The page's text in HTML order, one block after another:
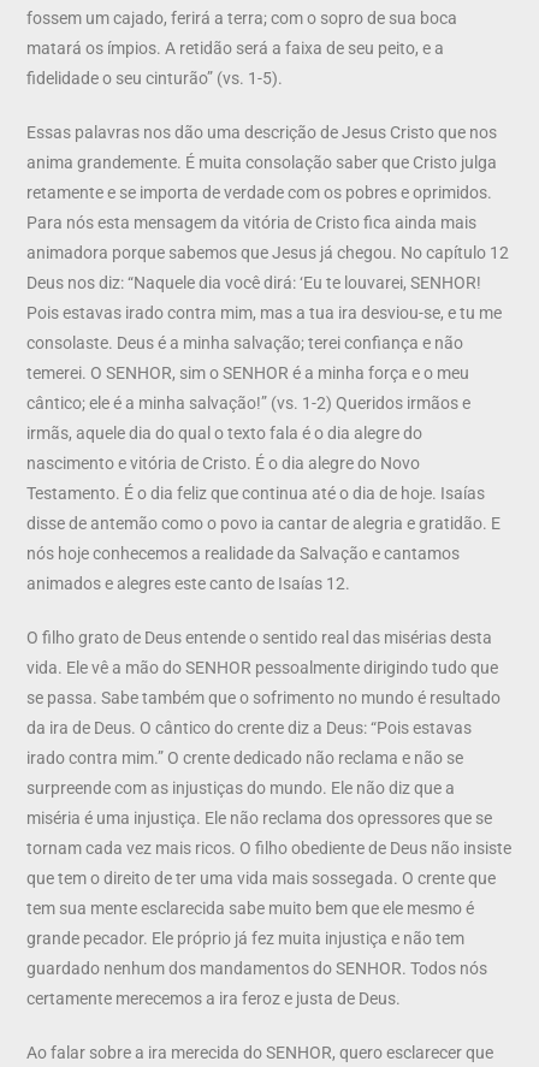
fossem um cajado, ferirá a terra; com o sopro de sua boca
matará os ímpios. A retidão será a faixa de seu peito, e a
fidelidade o seu cinturão” (vs. 1-5).
Essas palavras nos dão uma descrição de Jesus Cristo que nos
anima grandemente. É muita consolação saber que Cristo julga
retamente e se importa de verdade com os pobres e oprimidos.
Para nós esta mensagem da vitória de Cristo fica ainda mais
animadora porque sabemos que Jesus já chegou. No capítulo 12
Deus nos diz: “Naquele dia você dirá: ‘Eu te louvarei, SENHOR!
Pois estavas irado contra mim, mas a tua ira desviou-se, e tu me
consolaste. Deus é a minha salvação; terei confiança e não
temerei. O SENHOR, sim o SENHOR é a minha força e o meu
cântico; ele é a minha salvação!” (vs. 1-2) Queridos irmãos e
irmãs, aquele dia do qual o texto fala é o dia alegre do
nascimento e vitória de Cristo. É o dia alegre do Novo
Testamento. É o dia feliz que continua até o dia de hoje. Isaías
disse de antemão como o povo ia cantar de alegria e gratidão. E
nós hoje conhecemos a realidade da Salvação e cantamos
animados e alegres este canto de Isaías 12.
O filho grato de Deus entende o sentido real das misérias desta
vida. Ele vê a mão do SENHOR pessoalmente dirigindo tudo que
se passa. Sabe também que o sofrimento no mundo é resultado
da ira de Deus. O cântico do crente diz a Deus: “Pois estavas
irado contra mim.” O crente dedicado não reclama e não se
surpreende com as injustiças do mundo. Ele não diz que a
miséria é uma injustiça. Ele não reclama dos opressores que se
tornam cada vez mais ricos. O filho obediente de Deus não insiste
que tem o direito de ter uma vida mais sossegada. O crente que
tem sua mente esclarecida sabe muito bem que ele mesmo é
grande pecador. Ele próprio já fez muita injustiça e não tem
guardado nenhum dos mandamentos do SENHOR. Todos nós
certamente merecemos a ira feroz e justa de Deus.
Ao falar sobre a ira merecida do SENHOR, quero esclarecer que